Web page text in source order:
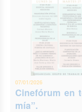
07/01/2026
Cinefórum en
mía”.